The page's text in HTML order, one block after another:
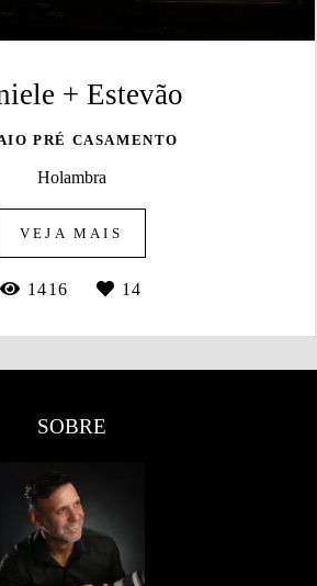
+ Estevão
PRÉ CASAMENTO
Holambra
VEJA MAIS
1416 14
SOBRE